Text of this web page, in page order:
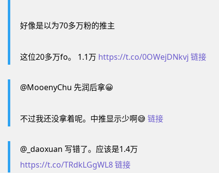
好像是以为70多万粉的推主
这位20多万fo。 1.1万 https://t.co/0OWejDNkvj 链接
@MooenyChu 先润后拿😀
不过我还没拿着呢。中推显示少啊😅 链接
@_daoxuan 写错了。应该是1.4万
https://t.co/TRdkLGgWL8链接